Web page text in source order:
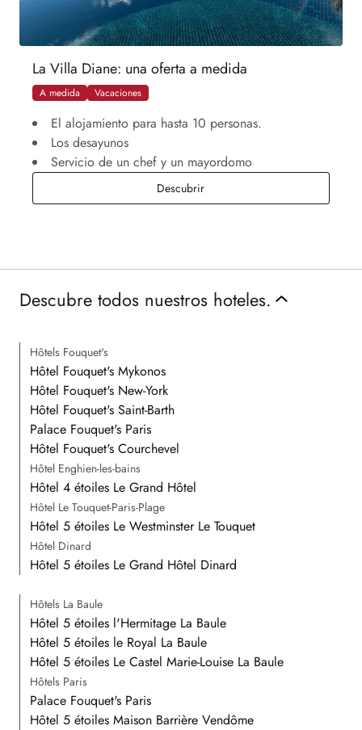
La Villa Diane: una oferta a medida
A medida Vacaciones
El alojamiento para hasta 10 personas.
Los desayunos
Servicio de un chef y un mayordomo
DescubrirLa Villa Diane: una oferta a
Descubre todos nuestros hoteles.
Hôtels Fouquet's
Hôtel Fouquet's Mykonos
Hôtel Fouquet's New-York
Hôtel Fouquet's Saint-Barth
Palace Fouquet's Paris
Hôtel Fouquet's Courchevel
Hôtel Enghien-les-bains
Hôtel 4 étoiles Le Grand Hôtel
Hôtel Le Touquet-Paris-Plage
Hôtel 5 étoiles Le Westminster Le Touquet
Hôtel Dinard
Hôtel 5 étoiles Le Grand Hôtel Dinard
Hôtels La Baule
Hôtel 5 étoiles l'Hermitage La Baule
Hôtel 5 étoiles le Royal La Baule
Hôtel 5 étoiles Le Castel Marie-Louise La Baule
Hôtels Paris
Palace Fouquet's Paris
Hôtel 5 étoiles Maison Barrière Vendôme